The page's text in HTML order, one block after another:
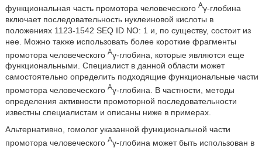
функциональная часть промотора человеческого Aγ-глобина
включает последовательность нуклеиновой кислоты в
положениях 1123-1542 SEQ ID NO: 1 и, по существу, состоит из
нее. Можно также использовать более короткие фрагменты
промотора человеческого Aγ-глобина, которые являются еще
функциональными. Специалист в данной области может
самостоятельно определить подходящие функциональные части
промотора человеческого Aγ-глобина. В частности, методы
определения активности промоторной последовательности
известны специалистам и описаны ниже в примерах.
Альтернативно, гомолог указанной функциональной части
промотора человеческого Aγ-глобина может быть использован в